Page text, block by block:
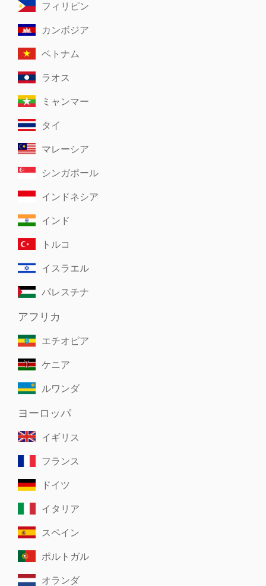
フィリピン
カンボジア
ベトナム
ラオス
ミャンマー
タイ
マレーシア
シンガポール
インドネシア
インド
トルコ
イスラエル
パレスチナ
アフリカ
エチオピア
ケニア
ルワンダ
ヨーロッパ
イギリス
フランス
ドイツ
イタリア
スペイン
ポルトガル
オランダ